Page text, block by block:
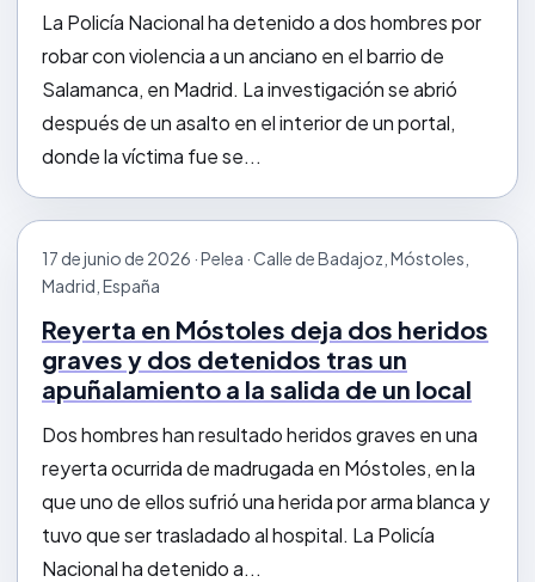
La Policía Nacional ha detenido a dos hombres por
robar con violencia a un anciano en el barrio de
Salamanca, en Madrid. La investigación se abrió
después de un asalto en el interior de un portal,
donde la víctima fue se...
17 de junio de 2026 · Pelea · Calle de Badajoz, Móstoles,
Madrid, España
Reyerta en Móstoles deja dos heridos
graves y dos detenidos tras un
apuñalamiento a la salida de un local
Dos hombres han resultado heridos graves en una
reyerta ocurrida de madrugada en Móstoles, en la
que uno de ellos sufrió una herida por arma blanca y
tuvo que ser trasladado al hospital. La Policía
Nacional ha detenido a...